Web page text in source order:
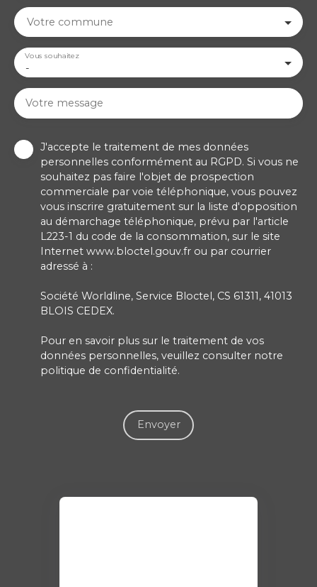
Votre commune
-
Vous souhaitez
Votre message
J'accepte le traitement de mes données
personnelles conformément au RGPD. Si vous ne
souhaitez pas faire l'objet de prospection
commerciale par voie téléphonique, vous pouvez
vous inscrire gratuitement sur la liste d'opposition
au démarchage téléphonique, prévu par l'article
L223-1 du code de la consommation, sur le site
Internet www.bloctel.gouv.fr ou par courrier
adressé à :
Société Worldline, Service Bloctel, CS 61311, 41013
BLOIS CEDEX.
Pour en savoir plus sur le traitement de vos
données personnelles, veuillez consulter notre
politique de confidentialité.
Envoyer